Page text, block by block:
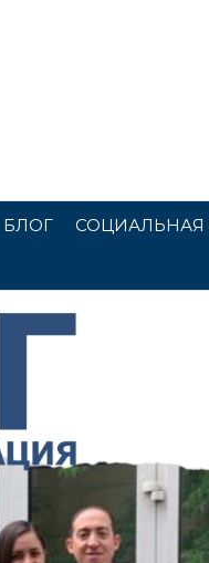
БЛОГ СОЦИАЛЬНАЯ